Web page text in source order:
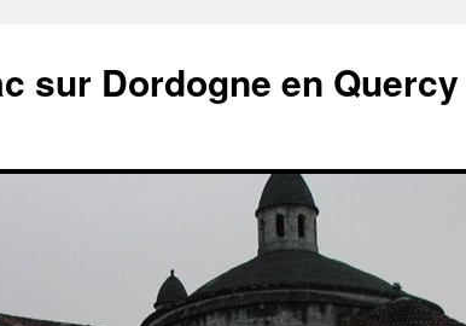
sur Dordogne en Quercy